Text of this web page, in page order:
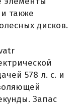
также
дисков.
578 л. с. и
Запас